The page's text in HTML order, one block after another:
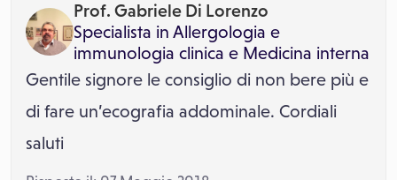
Prof. Gabriele Di Lorenzo
Specialista in Allergologia e
immunologia clinica e Medicina interna
Gentile signore le consiglio di non bere più e
di fare un’ecografia addominale. Cordiali
saluti